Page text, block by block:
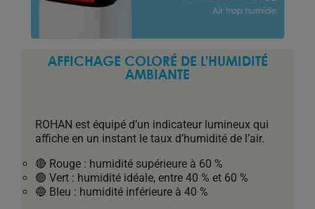
AFFICHAGE COLORÉ DE L’HUMIDITÉ
AMBIANTE
ROHAN est équipé d’un indicateur lumineux qui
affiche en un instant le taux d’humidité de l’air.
🔴 Rouge : humidité supérieure à 60 %
🟢 Vert : humidité idéale, entre 40 % et 60 %
🔵 Bleu : humidité inférieure à 40 %